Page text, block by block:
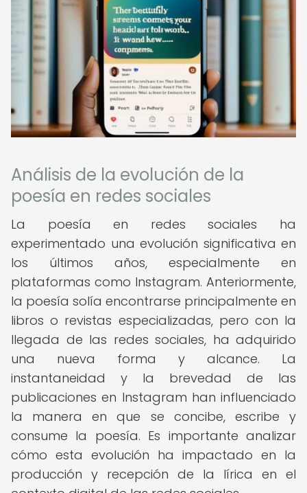
Análisis de la evolución de la
poesía en redes sociales
La poesía en redes sociales ha
experimentado una evolución significativa en
los últimos años, especialmente en
plataformas como Instagram. Anteriormente,
la poesía solía encontrarse principalmente en
libros o revistas especializadas, pero con la
llegada de las redes sociales, ha adquirido
una nueva forma y alcance. La
instantaneidad y la brevedad de las
publicaciones en Instagram han influenciado
la manera en que se concibe, escribe y
consume la poesía. Es importante analizar
cómo esta evolución ha impactado en la
producción y recepción de la lírica en el